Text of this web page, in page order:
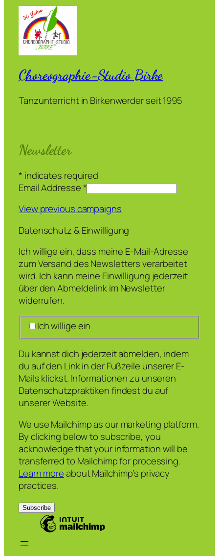
Choreographie-Studio Birke
Tanzunterricht in Birkenwerder seit 1995
Newsletter
* indicates required
Email Addresse*
View previous campaigns
Datenschutz & Einwilligung
Ich willige ein, dass meine E-Mail-Adresse
zum Versand des Newsletters verarbeitet
wird. Ich kann meine Einwilligung jederzeit
über den Abmeldelink im Newsletter
widerrufen.
Ich willige ein
Du kannst dich jederzeit abmelden, indem
du auf den Link in der Fußzeile unserer E-
Mails klickst. Informationen zu unseren
Datenschutzpraktiken findest du auf
unserer Website.
We use Mailchimp as our marketing platform.
By clicking below to subscribe, you
acknowledge that your information will be
transferred to Mailchimp for processing.
Learn moreabout Mailchimp’s privacy
practices.